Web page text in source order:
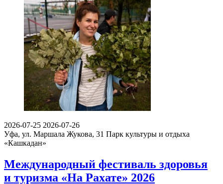
2026-07-25 2026-07-26
Уфа, ул. Маршала Жукова, 31 Парк культуры и отдыха
«Кашкадан»
Международный фестиваль здоровья
и туризма «На Рахате» 2026